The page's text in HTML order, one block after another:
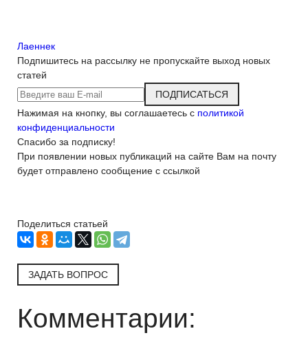
Лаеннек
Подпишитесь на рассылку не пропускайте выход новых
статей
ПОДПИСАТЬСЯ
Нажимая на кнопку, вы соглашаетесь с политикой
конфиденциальности
Спасибо за подписку!
При появлении новых публикаций на сайте Вам на почту
будет отправлено сообщение с ссылкой
Поделиться статьей
ЗАДАТЬ ВОПРОС
Комментарии: